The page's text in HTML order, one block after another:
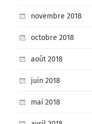
novembre 2018
octobre 2018
août 2018
juin 2018
mai 2018